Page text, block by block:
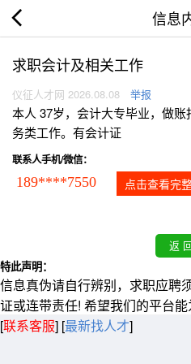
信息
求职会计及相关工作
仪征人才网 2026.08.08 举报
本人 37岁，会计大专毕业，做
务类工作。有会计证
联系人手机/微信：
189****7550 点击查看完
特此声明：
信息真伪请自行辨别，求职应聘
证或连带责任! 希望我们的平台能
[联系客服] [最新找人才]